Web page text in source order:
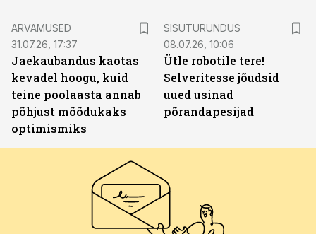
ARVAMUSED
31.07.26, 17:37
Jaekaubandus kaotas
kevadel hoogu, kuid
teine poolaasta annab
põhjust mõõdukaks
optimismiks
SISUTURUNDUS
08.07.26, 10:06
Ütle robotile tere!
Selveritesse jõudsid
uued usinad
põrandapesijad